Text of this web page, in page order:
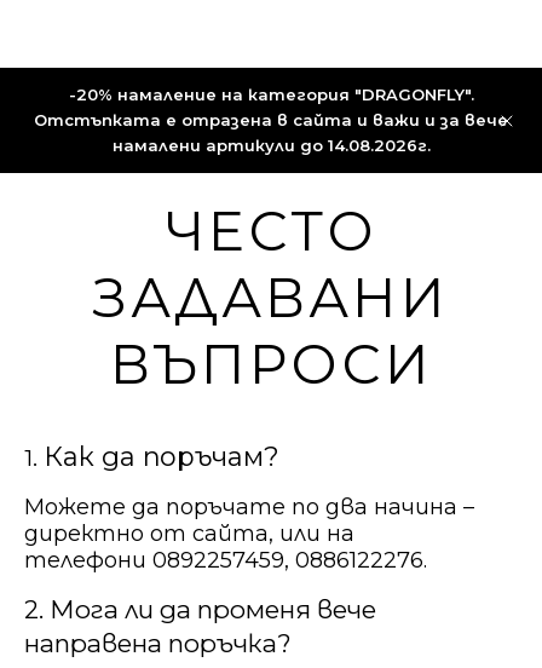
-20% намаление на категория "DRAGONFLY".
Отстъпката е отразена в сайта и важи и за вече
намалени артикули до 14.08.2026г.
ЧЕСТО
ЗАДАВАНИ
ВЪПРОСИ
1. Как да поръчам?
Можете да поръчате по два начина –
директно от сайта, или на
телефони 0892257459, 0886122276.
2. Мога ли да променя вече
направена поръчка?